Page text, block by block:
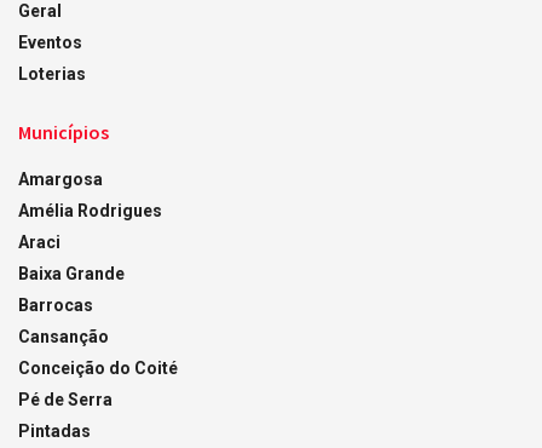
Geral
Eventos
Loterias
Municípios
Amargosa
Amélia Rodrigues
Araci
Baixa Grande
Barrocas
Cansanção
Conceição do Coité
Pé de Serra
Pintadas